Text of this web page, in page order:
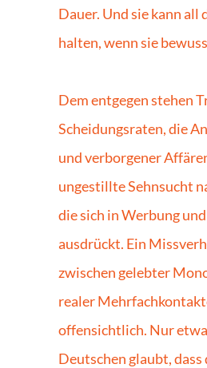
Dauer. Und sie kann all
halten, wenn sie
Dem entgegen stehen
Scheidungsraten, die
und verborgener
ungestillte Sehnsucht
die sich in Werbung
ausdrückt. Ein
zwischen gelebter
realer
offensichtlich. Nur
Deutschen glaubt, dass